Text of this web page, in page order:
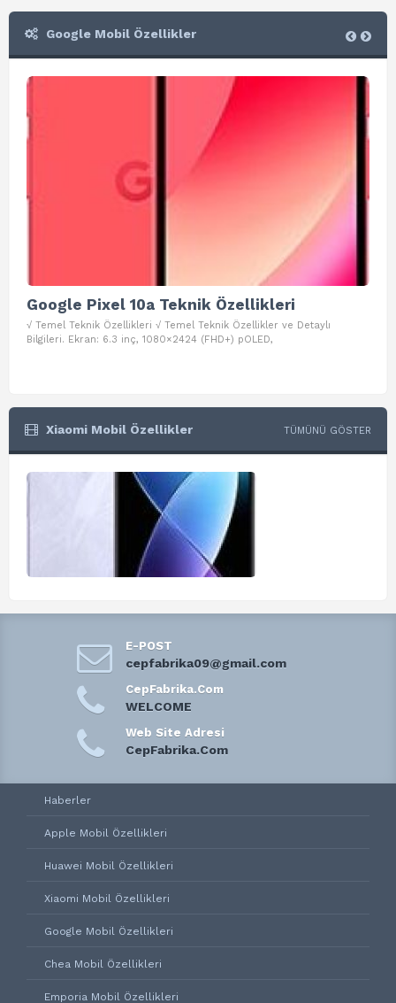
Google Mobil Özellikler
Google Pixel 10a Teknik Özellikleri
√ Temel Teknik Özellikleri √ Temel Teknik Özellikler ve Detaylı
Bilgileri. Ekran: 6.3 inç, 1080×2424 (FHD+) pOLED,
Xiaomi Mobil Özellikler TÜMÜNÜ GÖSTER
E-POST
cepfabrika09@gmail.com
CepFabrika.Com
WELCOME
Web Site Adresi
CepFabrika.Com
Haberler
Apple Mobil Özellikleri
Huawei Mobil Özellikleri
Xiaomi Mobil Özellikleri
Google Mobil Özellikleri
Chea Mobil Özellikleri
Emporia Mobil Özellikleri